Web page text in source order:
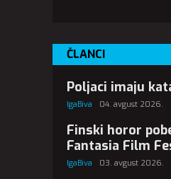
ČLANCI
Poljaci imaju
IgaBiva 04. avgust 2026.
Finski horor
Fantasia Film
IgaBiva 03. avgust 2026.